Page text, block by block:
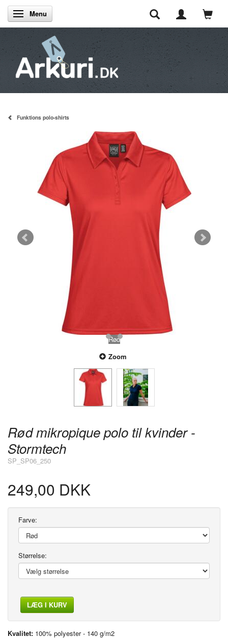
Skifte navigation
Menu
Funktions polo-shirts
Rød
Zoom
Rød mikropique polo til kvinder -
Stormtech
SP_SP06_250
249,00 DKK
Farve:
Størrelse:
LÆG I KURV
Kvalitet: 100% polyester - 140 g/m2